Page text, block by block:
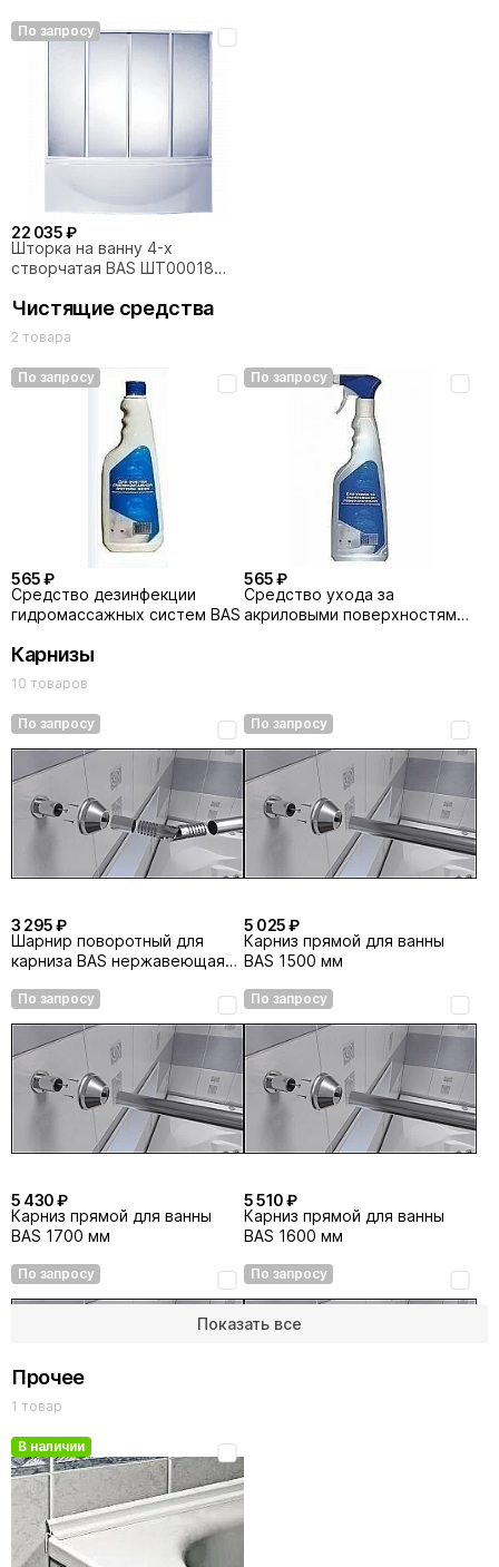
По запросу
22 035 ₽
Шторка на ванну 4-х
створчатая BAS ШТ00018
Чистящие средства
2 товара
По запросу
565 ₽
Средство дезинфекции
гидромассажных систем BAS
По запросу
565 ₽
Средство ухода за
акриловыми поверхностями
Карнизы
10 товаров
По запросу
3 295 ₽
Шарнир поворотный для
карниза BAS нержавеющая
По запросу
5 025 ₽
Карниз прямой для ванны
BAS 1500 мм
По запросу
5 430 ₽
Карниз прямой для ванны
BAS 1700 мм
По запросу
5 510 ₽
Карниз прямой для ванны
BAS 1600 мм
По запросу
5 740 ₽
Карниз прямой для ванны
BAS 1800 мм
По запросу
По запросу
Показать все
Прочее
1 товар
В наличии